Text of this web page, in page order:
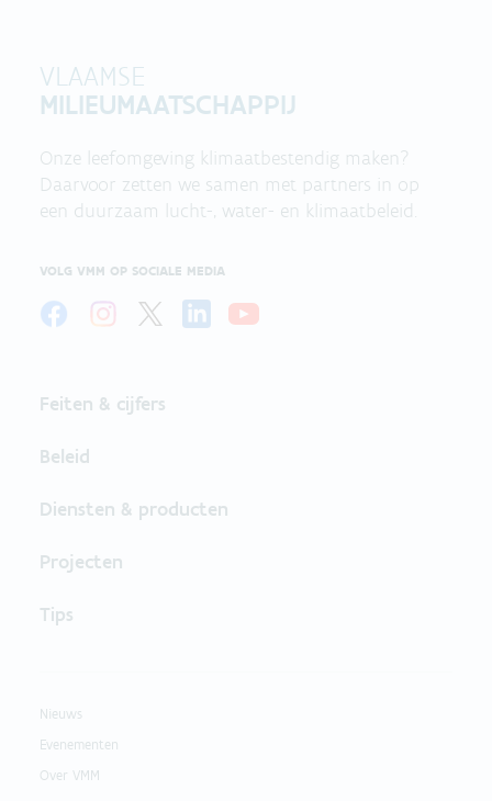
VLAAMSE
MILIEUMAATSCHAPPIJ
Onze leefomgeving klimaatbestendig maken?
Daarvoor zetten we samen met partners in op
een duurzaam lucht-, water- en klimaatbeleid.
VOLG VMM OP SOCIALE MEDIA
Feiten & cijfers
Beleid
Diensten & producten
Projecten
Tips
Nieuws
Evenementen
Over VMM